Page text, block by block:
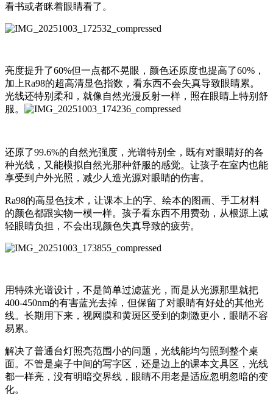
看书或者眯着眼睛看了。
亮度提升了60%但一点都不晃眼，颜色还原度也提高了60%，
加上Ra98的超高清显色指数，看东西不会失真导致眼睛累。
光线还特别柔和，就像自然光漫反射一样，照在眼睛上特别舒
服。
还原了99.6%的自然光强度，光谱特别全，既有对眼睛好的各
种光线，又能模拟自然光那种舒服的感觉。让孩子在室内也能
享受到户外光照，减少人造光源对眼睛的伤害。
Ra98的高显色技术，让课本上的字、绘本的图画、手工材料
的颜色都跟实物一模一样。孩子看东西不用费劲，从根源上减
轻眼睛负担，不会出现颜色失真导致的疲劳。
用特殊光谱设计，不是简单过滤蓝光，而是从光源那里就把
400-450nm的有害蓝光去掉，但保留了对眼睛有好处的其他光
线。长期用下来，视网膜和黄斑区受到的刺激更小，眼睛不容
易累。
解决了普通台灯照亮范围小的问题，光线能均匀照到整个桌
面。不管是桌子中间的写字区，还是边上的课本文具区，光线
都一样亮，没有明暗交界线，眼睛不用老是适应忽明忽暗的变
化。